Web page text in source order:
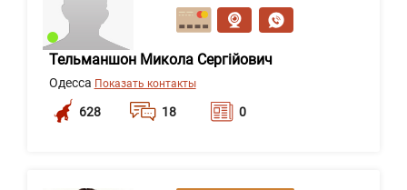
Тельманшон Микола Сергійович
Одесса Показать контакты
628 18 0
сообщение